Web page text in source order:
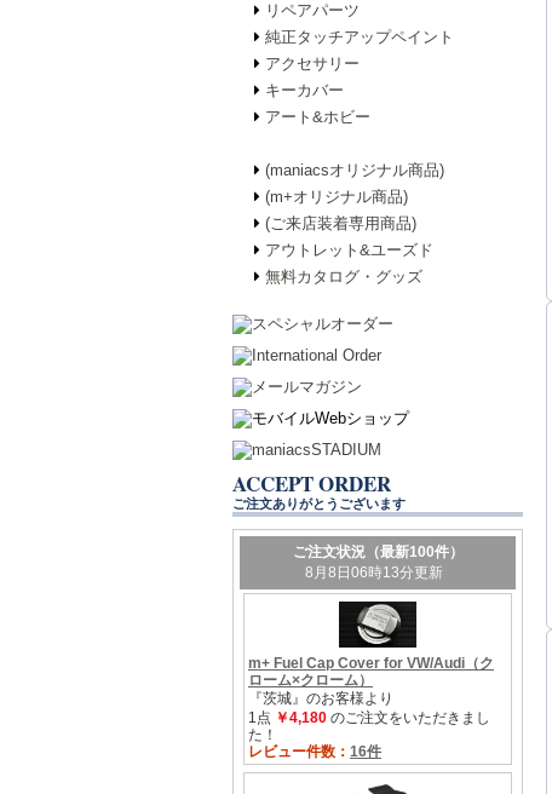
リペアパーツ
純正タッチアップペイント
アクセサリー
キーカバー
アート&ホビー
(maniacsオリジナル商品)
(m+オリジナル商品)
(ご来店装着専用商品)
アウトレット&ユーズド
無料カタログ・グッズ
ACCEPT ORDER
ご注文ありがとうございます